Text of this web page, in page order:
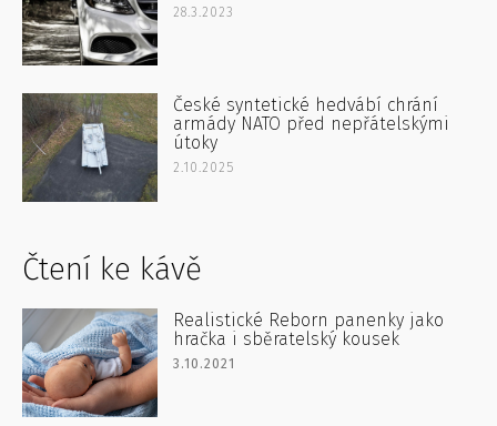
28.3.2023
České syntetické hedvábí chrání
armády NATO před nepřátelskými
útoky
2.10.2025
Čtení ke kávě
Realistické Reborn panenky jako
hračka i sběratelský kousek
3.10.2021